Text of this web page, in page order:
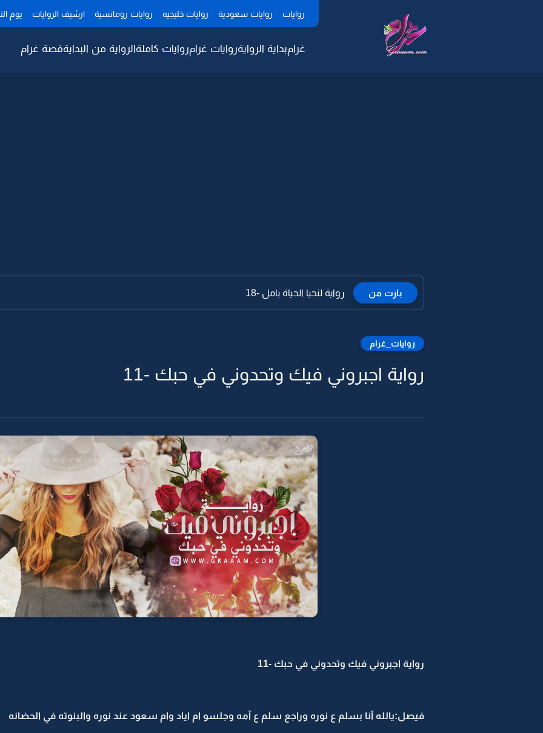
روايات روايات سعودية روايات خليجيه روايات رومانسية ارشيف الروايات يوم
غرامبداية الروايةروايات غرامروايات كاملةالرواية من البدايةقصة غرام
بارت من رواية لنحيا الحياة بامل -18
روايات_غرام
رواية اجبروني فيك وتحدوني في حبك -11
رواية اجبروني فيك وتحدوني في حبك -11
فيصل:يالله آنا بسلم ع نوره وراجع سلم ع آمه وجلسو ام اياد وام سعود عند نوره والبنوته في الحضانه